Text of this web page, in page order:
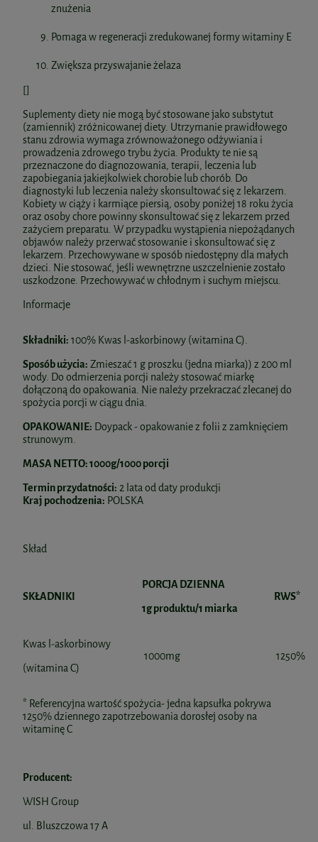
znużenia
Pomaga w regeneracji zredukowanej formy witaminy E
Zwiększa przyswajanie żelaza
[]
Suplementy diety nie mogą być stosowane jako substytut
(zamiennik) zróżnicowanej diety. Utrzymanie prawidłowego
stanu zdrowia wymaga zrównoważonego odżywiania i
prowadzenia zdrowego trybu życia. Produkty te nie są
przeznaczone do diagnozowania, terapii, leczenia lub
zapobiegania jakiejkolwiek chorobie lub chorób. Do
diagnostyki lub leczenia należy skonsultować się z lekarzem.
Kobiety w ciąży i karmiące piersią, osoby poniżej 18 roku życia
oraz osoby chore powinny skonsultować się z lekarzem przed
zażyciem preparatu. W przypadku wystąpienia niepożądanych
objawów należy przerwać stosowanie i skonsultować się z
lekarzem. Przechowywane w sposób niedostępny dla małych
dzieci. Nie stosować, jeśli wewnętrzne uszczelnienie zostało
uszkodzone. Przechowywać w chłodnym i suchym miejscu.
Informacje
Składniki: 100% Kwas l-askorbinowy (witamina C).
Sposób użycia: Zmieszać 1 g proszku (jedna miarka)) z 200 ml
wody. Do odmierzenia porcji należy stosować miarkę
dołączoną do opakowania. Nie należy przekraczać zlecanej do
spożycia porcji w ciągu dnia.
OPAKOWANIE: Doypack - opakowanie z folii z zamknięciem
strunowym.
MASA NETTO: 1000g/1000 porcji
Termin przydatności: 2 lata od daty produkcji
Kraj pochodzenia: POLSKA
Skład
SKŁADNIKI
PORCJA DZIENNA
1g produktu/1 miarka
RWS*
Kwas l-askorbinowy
(witamina C)
1000mg 1250%
* Referencyjna wartość spożycia- jedna kapsułka pokrywa
1250% dziennego zapotrzebowania dorosłej osoby na
witaminę C
Producent:
WISH Group
ul. Bluszczowa 17 A